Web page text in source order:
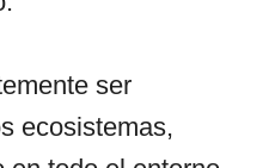
ser
ecosistemas,